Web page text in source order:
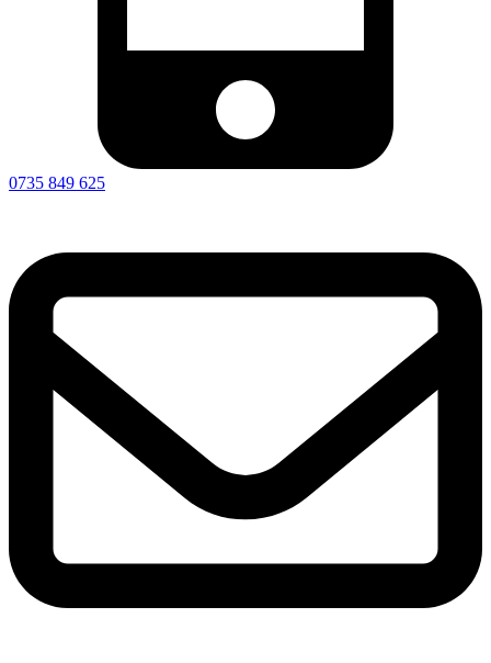
0735 849 625